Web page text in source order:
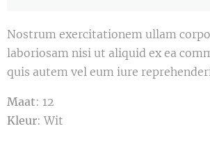
Nostrum exercitationem ullam
laboriosam nisi ut aliquid ex ea
quis autem vel eum iure
Maat: 12
Kleur: Wit